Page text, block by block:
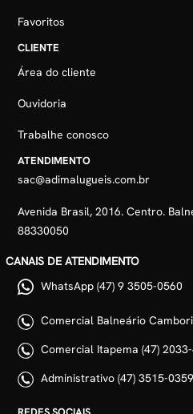
Favoritos
CLIENTE
Área do cliente
Ouvidoria
Trabalhe conosco
ATENDIMENTO
sac@adimalugueis.com.br
Avenida Brasil, 2016. Centro.
88330050
CANAIS DE ATENDIMENTO
WhatsApp (47) 9 3505-0560
Comercial Balneário
Comercial Itapema (47)
Administrativo (47) 3515-0359